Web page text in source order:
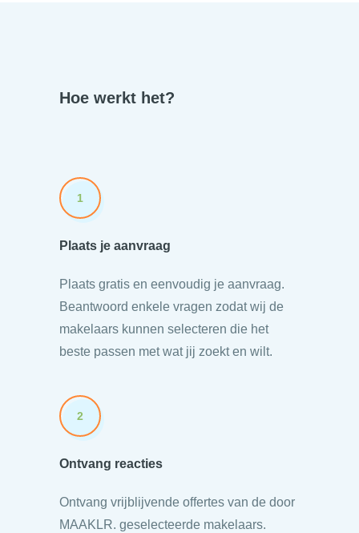
Hoe werkt het?
1
Plaats je aanvraag
Plaats gratis en eenvoudig je aanvraag.
Beantwoord enkele vragen zodat wij de
makelaars kunnen selecteren die het
beste passen met wat jij zoekt en wilt.
2
Ontvang reacties
Ontvang vrijblijvende offertes van de door
MAAKLR. geselecteerde makelaars.